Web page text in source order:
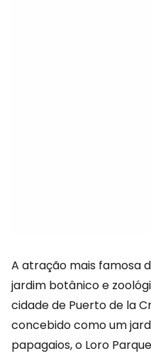
A atração mais famosa
jardim botânico e
cidade de Puerto de la
concebido como um
papagaios, o Loro